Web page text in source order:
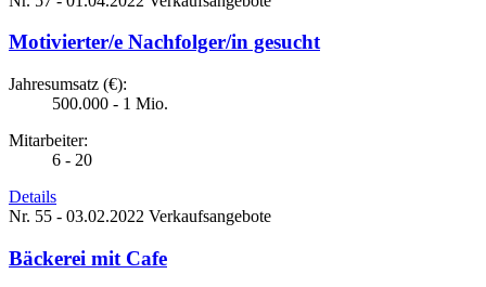
Motivierter/e Nachfolger/in gesucht
Jahresumsatz (€):
500.000 - 1 Mio.
Mitarbeiter:
6 - 20
Details
Nr. 55 - 03.02.2022 Verkaufsangebote
Bäckerei mit Cafe